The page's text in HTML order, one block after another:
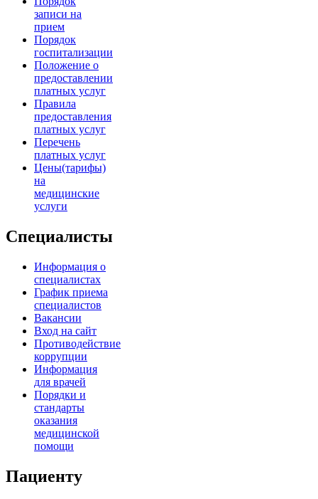
записи на
прием
Порядок
госпитализации
Положение о
предоставлении
платных услуг
Правила
предоставления
платных услуг
Перечень
платных услуг
Цены(тарифы)
на
медицинские
услуги
Специалисты
Информация о
специалистах
График приема
специалистов
Вакансии
Вход на сайт
Противодействие
коррупции
Информация
для врачей
Порядки и
стандарты
оказания
медицинской
помощи
Пациенту